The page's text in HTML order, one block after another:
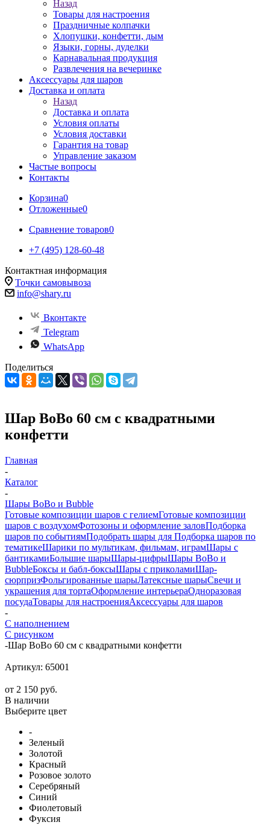
Назад
Товары для настроения
Праздничные колпачки
Хлопушки, конфетти, дым
Языки, горны, дуделки
Карнавальная продукция
Развлечения на вечеринке
Аксессуары для шаров
Доставка и оплата
Назад
Доставка и оплата
Условия оплаты
Условия доставки
Гарантия на товар
Управление заказом
Частые вопросы
Контакты
Корзина0
Отложенные0
Сравнение товаров0
+7 (495) 128-60-48
Контактная информация
Точки самовывоза
info@shary.ru
Вконтакте
Telegram
WhatsApp
Поделиться
Шар BoBo 60 см с квадратными
конфетти
Главная
-
Каталог
-
Шары BoBo и Bubble
Готовые композиции шаров с гелиемГотовые композиции
шаров с воздухомФотозоны и оформление заловПодборка
шаров по событиямПодобрать шары для Подборка шаров по
тематикеШарики по мультикам, фильмам, играмШары с
бантикамиБольшие шарыШары-цифрыШары BoBo и
BubbleБоксы и бабл-боксыШары с приколамиШар-
сюрпризФольгированные шарыЛатексные шарыСвечи и
украшения для тортаОформление интерьераОдноразовая
посудаТовары для настроенияАксессуары для шаров
-
С наполнением
С рисунком
-Шар BoBo 60 см с квадратными конфетти
Артикул: 65001
от 2 150 руб.
В наличии
Выберите цвет
-
Зеленый
Золотой
Красный
Розовое золото
Серебряный
Синий
Фиолетовый
Фуксия